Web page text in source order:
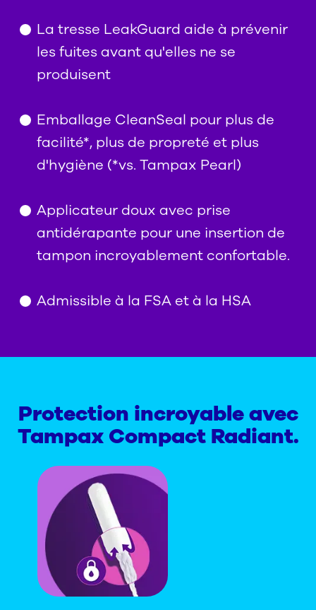
La tresse LeakGuard aide à prévenir
les fuites avant qu'elles ne se
produisent
Emballage CleanSeal pour plus de
facilité*, plus de propreté et plus
d'hygiène (*vs. Tampax Pearl)
Applicateur doux avec prise
antidérapante pour une insertion de
tampon incroyablement confortable.
Admissible à la FSA et à la HSA
Protection incroyable avec
Tampax Compact Radiant.